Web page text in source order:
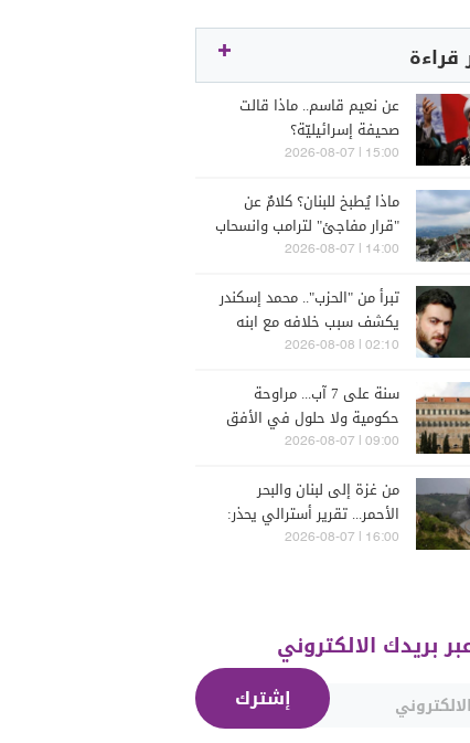
قراءة
عن نعيم قاسم.. ماذا قالت
صحيفة إسرائيليّة؟
15:00 | 2026-08-07
ماذا يُطبخ للبنان؟ كلامٌ عن
"قرار مفاجئ" لترامب وانسحاب
إسرائيل
14:00 | 2026-08-07
تبرأ من "الحزب".. محمد إسكندر
يكشف سبب خلافه مع ابنه
فارس (فيديو)
02:10 | 2026-08-08
سنة على 7 آب... مراوحة
حكومية ولا حلول في الأفق
المنظور
09:00 | 2026-08-07
من غزة إلى لبنان والبحر
الأحمر... تقرير أسترالي يحذر:
الشرق الأوسط يدخل أخطر
16:00 | 2026-08-07
بريدك الالكتروني
إشترك